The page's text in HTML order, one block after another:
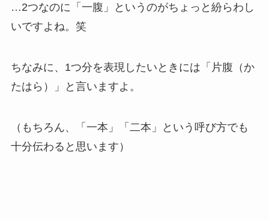
…2つなのに「一腹」というのがちょっと紛らわし
いですよね。笑
ちなみに、 1つ分を表現したいときには「片腹（か
たはら）」
と言いますよ。
（もちろん、「一本」「二本」という呼び方でも
十分伝わると思います）